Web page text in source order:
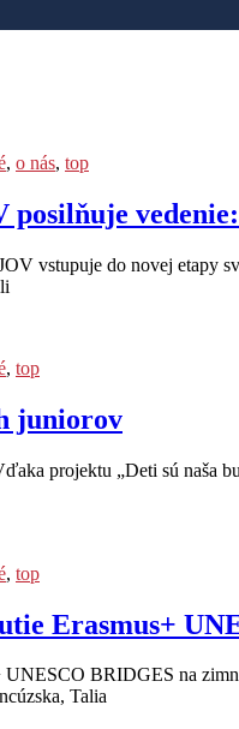
, o nás, top
vstupuje do novej etapy
, top
juniorov
projektu „Deti sú naša
, top
Erasmus+
UNESCO BRIDGES na
Talia